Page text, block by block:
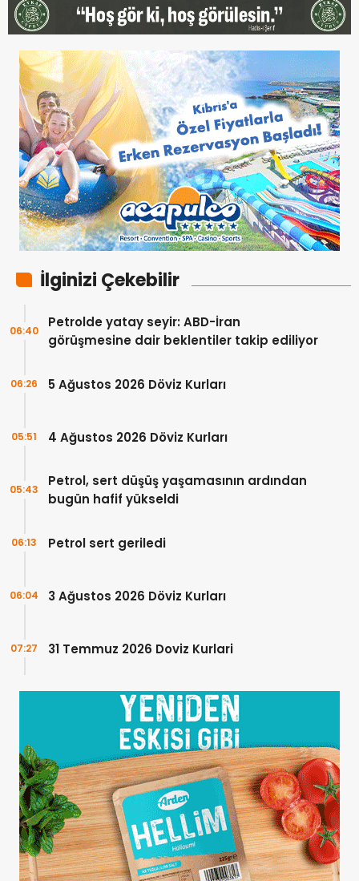
İlginizi Çekebilir
Petrolde yatay seyir: ABD-İran
görüşmesine dair beklentiler takip ediliyor
06:40
5 Ağustos 2026 Döviz Kurları
06:26
4 Ağustos 2026 Döviz Kurları
05:51
Petrol, sert düşüş yaşamasının ardından
bugün hafif yükseldi
05:43
Petrol sert geriledi
06:13
3 Ağustos 2026 Döviz Kurları
06:04
31 Temmuz 2026 Doviz Kurlari
07:27